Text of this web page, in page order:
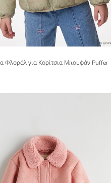
Φλοράλ για Κορίτσια Μπουφάν Puffer